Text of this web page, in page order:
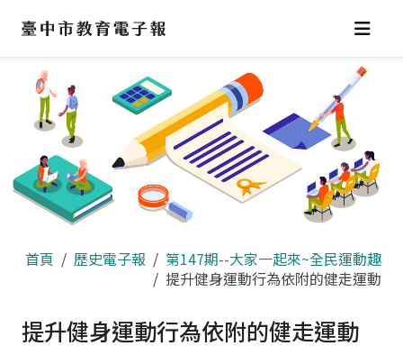
區
首頁 歷史電子報
第147期--大家一起來~全民運動趣
提升健身運動行為依附的健走運動
提升健身運動行為依附的健走運動